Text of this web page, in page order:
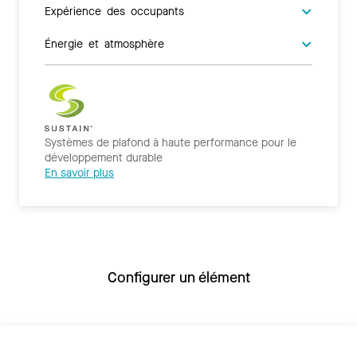
Expérience des occupants
Énergie et atmosphère
Systèmes de plafond à haute performance pour le
développement durable
En savoir plus
Configurer un élément